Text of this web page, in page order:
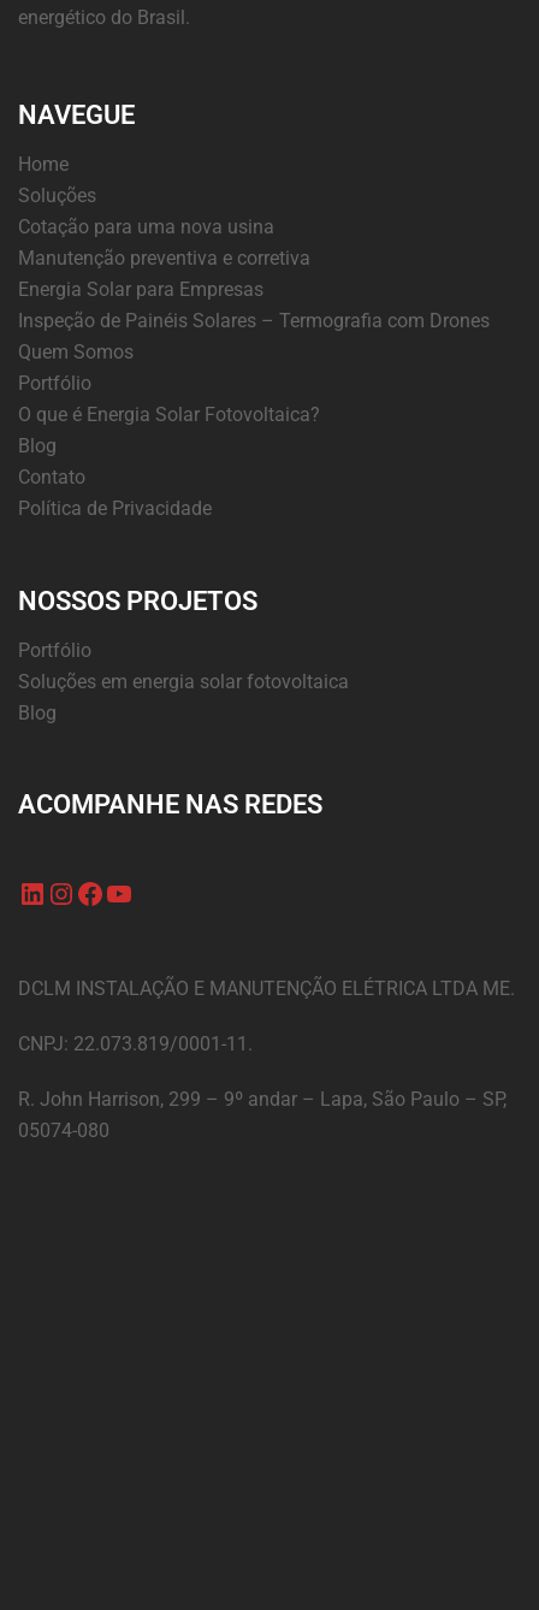
energético do Brasil.
NAVEGUE
Home
Soluções
Cotação para uma nova usina
Manutenção preventiva e corretiva
Energia Solar para Empresas
Inspeção de Painéis Solares – Termografia com Drones
Quem Somos
Portfólio
O que é Energia Solar Fotovoltaica?
Blog
Contato
Política de Privacidade
NOSSOS PROJETOS
Portfólio
Soluções em energia solar fotovoltaica
Blog
ACOMPANHE NAS REDES
DCLM INSTALAÇÃO E MANUTENÇÃO ELÉTRICA LTDA ME.
CNPJ: 22.073.819/0001-11.
R. John Harrison, 299 – 9º andar – Lapa, São Paulo – SP,
05074-080